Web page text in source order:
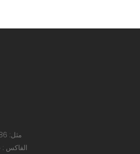
مثل: 86 792 8225805
الفاكس : 86 792 8131518